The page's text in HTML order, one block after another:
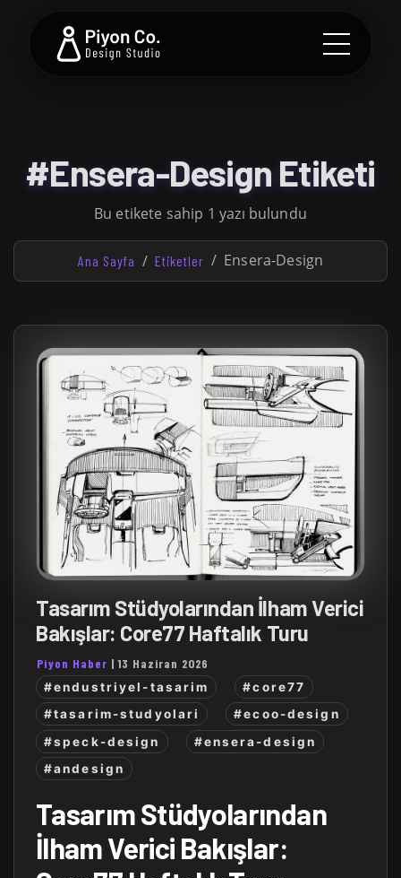
#Ensera-Design Etiketi
Bu etikete sahip 1 yazı bulundu
Ana Sayfa Etiketler Ensera-Design
Tasarım Stüdyolarından İlham Verici
Bakışlar: Core77 Haftalık Turu
Piyon Haber |13 Haziran 2026
#endustriyel-tasarim
#core77
#tasarim-studyolari
#ecoo-design
#speck-design
#ensera-design
#andesign
Tasarım Stüdyolarından
İlham Verici Bakışlar: